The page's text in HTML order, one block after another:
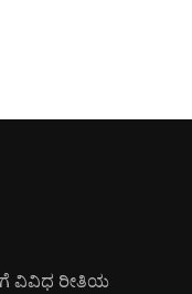
ವಿವಿಧ ರೀತಿಯ